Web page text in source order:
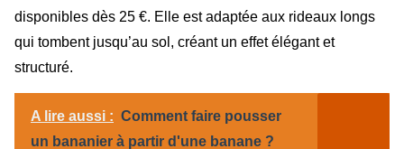
disponibles dès 25 €. Elle est adaptée aux rideaux longs
qui tombent jusqu’au sol, créant un effet élégant et
structuré.
A lire aussi : Comment faire pousser
un bananier à partir d'une banane ?